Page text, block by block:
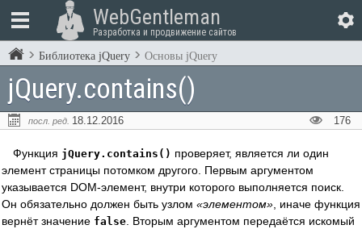
WebGentleman
Разработка и продвижение сайтов
Библиотека jQuery Основы jQuery
jQuery.contains()
176
посл. ред. 18.12.2016
Функция jQuery.contains() проверяет, является ли один
элемент страницы потомком другого. Первым аргументом
указывается DOM-элемент, внутри которого выполняется поиск.
Он обязательно должен быть узлом
элементом , иначе функция
вернёт значение false. Вторым аргументом передаётся искомый